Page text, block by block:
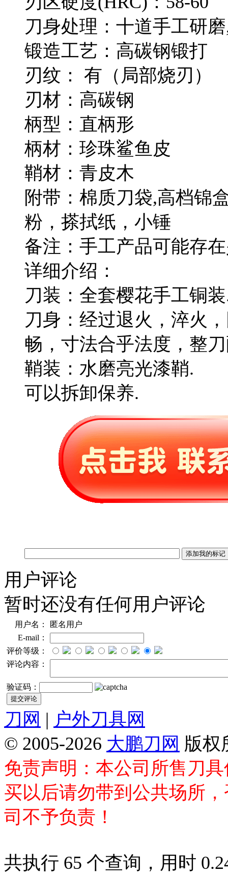
刀身处理：十道手工研
锻造工艺：高碳钢锻打
刃纹： 有（局部烧刃）
刃材：高碳钢
柄型：直柄形
柄材：珍珠鲨鱼皮
鞘材：青皮木
附带：棉质刀袋,高档锦
粉，搽拭纸，小锤
备注：手工产品可能存
详细介绍：
刀装：全套樱花手工铜
刀身：经过退火，淬火
畅，寸法合乎法度，整
鞘装：水磨亮光漆鞘.
可以拆卸保养.
用户评论
暂时还没有任何用户评论
用户名：
匿名用户
E-mail：
评价等级：
评论内容：
验证码：
刀网 | 户外刀具网
© 2005-2026 大鹏刀网 版权
免责声明：本公司所售刀
买以后请勿带到公共场所
司不予负责！
共执行 65 个查询，用时